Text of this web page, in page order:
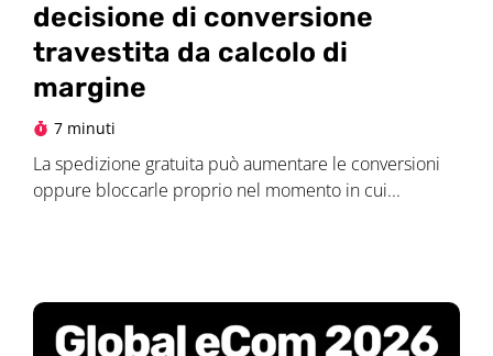
decisione di conversione
travestita da calcolo di
margine
7 minuti
La spedizione gratuita può aumentare le conversioni
oppure bloccarle proprio nel momento in cui...